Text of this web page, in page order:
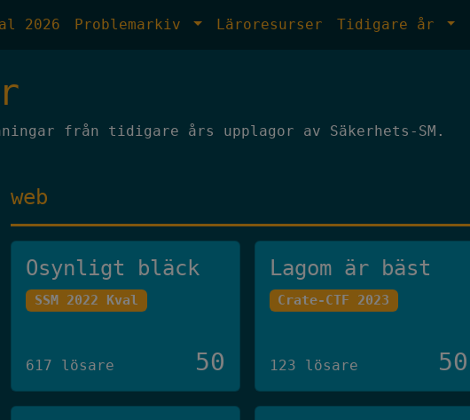
2026 Problemarkiv Läroresurser Tidigare år
från tidigare års upplagor av Säkerhets-SM.
web
Osynligt bläck
SSM 2022 Kval
617 lösare 50
Lagom är bäst
Crate-CTF 2023
123 lösare 50